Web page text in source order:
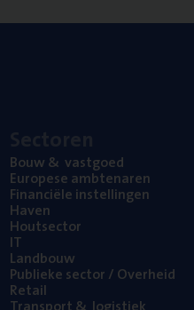
Bouw& vastgoed
Euro­pe­se ambtenaren
Finan­ci­ë­le instellingen
Haven
Hout­sec­tor
IT
Land­bouw
Publie­ke sec­tor / Overheid
Retail